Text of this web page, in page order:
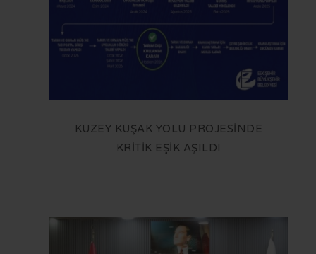
KUZEY KUŞAK YOLU PROJESİNDE
KRİTİK EŞİK AŞILDI